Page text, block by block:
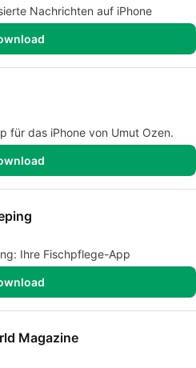
Nachrichten auf iPhone
für das iPhone von Umut Ozen.
Ihre Fischpflege-App
Magazine